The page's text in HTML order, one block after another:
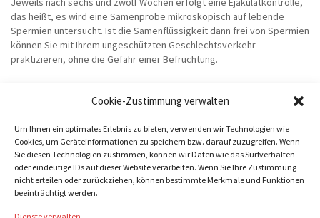
Cookie-Zustimmung verwalten
Um Ihnen ein optimales Erlebnis zu bieten, verwenden wir Technologien wie
Cookies, um Geräteinformationen zu speichern bzw. darauf zuzugreifen. Wenn
Sie diesen Technologien zustimmen, können wir Daten wie das Surfverhalten
oder eindeutige IDs auf dieser Website verarbeiten. Wenn Sie Ihre Zustimmung
nicht erteilen oder zurückziehen, können bestimmte Merkmale und Funktionen
beeinträchtigt werden.
das heißt, es wird eine Samenprobe mikroskopisch auf lebende
Spermien untersucht. Ist die Samenflüssigkeit dann frei von Spermien
können Sie mit Ihrem ungeschützten Geschlechtsverkehr
praktizieren, ohne die Gefahr einer Befruchtung.
Copyright © 2022 | UROLOGISCHE PRAXIS SCHÖNFELDER STRAßER |